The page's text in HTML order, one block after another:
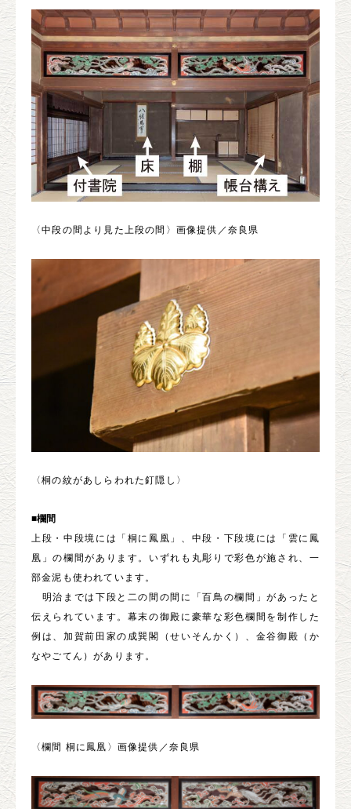
〈中段の間より見た上段の間〉画像提供／奈良県
〈桐の紋があしらわれた釘隠し〉
■欄間
上段・中段境には「桐に鳳凰」、中段・下段境には「雲に鳳
凰」の欄間があります。いずれも丸彫りで彩色が施され、一
部金泥も使われています。
明治までは下段と二の間の間に「百鳥の欄間」があったと
伝えられています。幕末の御殿に豪華な彩色欄間を制作した
例は、加賀前田家の成巽閣（せいそんかく）、金谷御殿（か
なやごてん）があります。
〈欄間 桐に鳳凰〉画像提供／奈良県